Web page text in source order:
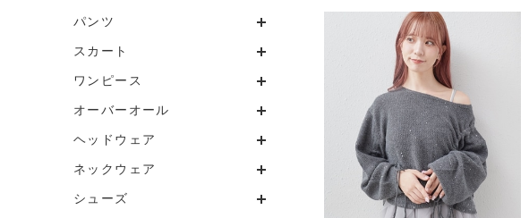
パンツ
スカート
ワンピース
オーバーオール
ヘッドウェア
ネックウェア
シューズ